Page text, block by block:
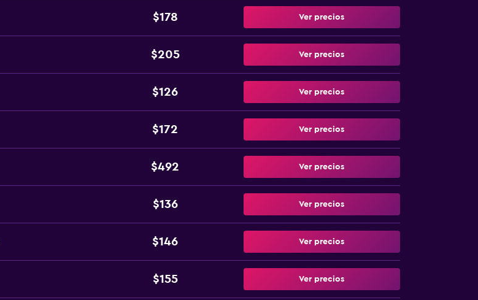
$178 Ver precios
$205 Ver precios
$126 Ver precios
$172 Ver precios
$492 Ver precios
$136 Ver precios
$146 Ver precios
$155 Ver precios